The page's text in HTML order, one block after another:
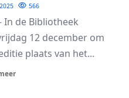
566
In de Bibliotheek
12 december om
plaats van het...